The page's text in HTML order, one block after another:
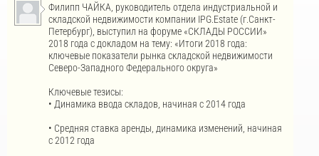
Филипп ЧАЙКА, руководитель отдела индустриальной и
складской недвижимости компании IPG.Estate (г.Санкт-
Петербург), выступил на форуме «СКЛАДЫ РОССИИ»
2018 года с докладом на тему: «Итоги 2018 года:
ключевые показатели рынка складской недвижимости
Северо-Западного Федерального округа»
Ключевые тезисы:
• Динамика ввода складов, начиная с 2014 года
• Средняя ставка аренды, динамика изменений, начиная
с 2012 года